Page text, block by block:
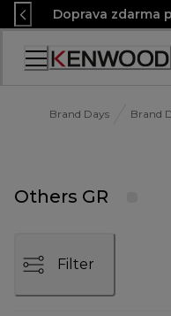
Skip
to
Content
Doprava zdarma
Brand Days Brand
Others GR
Filter